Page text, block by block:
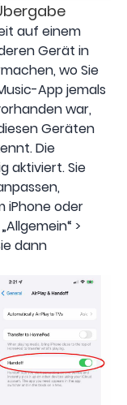
auf einem
Gerät in
wo Sie
App jemals
war,
Geräten
Die
aktiviert. Sie
iPhone oder
>
dann